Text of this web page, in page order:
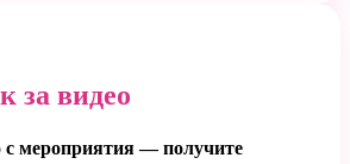
за видео
с мероприятия — получите